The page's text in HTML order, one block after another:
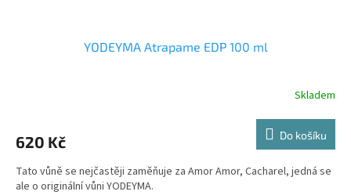
YODEYMA Atrapame EDP 100 ml
Skladem
620 Kč Do košíku
Tato vůně se nejčastěji zaměňuje za Amor Amor, Cacharel, jedná se
ale o originální vůni YODEYMA.